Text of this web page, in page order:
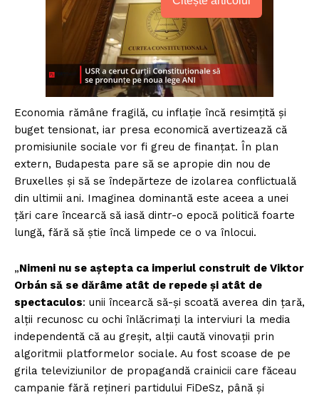
Economia rămâne fragilă, cu inflație încă resimțită și
buget tensionat, iar presa economică avertizează că
promisiunile sociale vor fi greu de finanțat. În plan
extern, Budapesta pare să se apropie din nou de
Bruxelles și să se îndepărteze de izolarea conflictuală
din ultimii ani. Imaginea dominantă este aceea a unei
țări care încearcă să iasă dintr-o epocă politică foarte
lungă, fără să știe încă limpede ce o va înlocui.
„Nimeni nu se aștepta ca imperiul construit de Viktor
Orbán să se dărâme atât de repede și atât de
spectaculos: unii încearcă să-și scoată averea din țară,
alții recunosc cu ochi înlăcrimați la interviuri la media
independentă că au greșit, alții caută vinovații prin
algoritmii platformelor sociale. Au fost scoase de pe
grila televiziunilor de propagandă crainicii care făceau
campanie fără rețineri partidului FiDeSz, până și